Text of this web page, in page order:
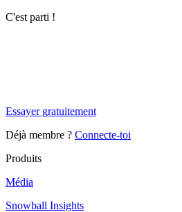
C'est parti !
Essayer gratuitement
Déjà membre ? Connecte-toi
Produits
Média
Snowball Insights